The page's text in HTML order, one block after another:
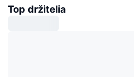
Top držitelia